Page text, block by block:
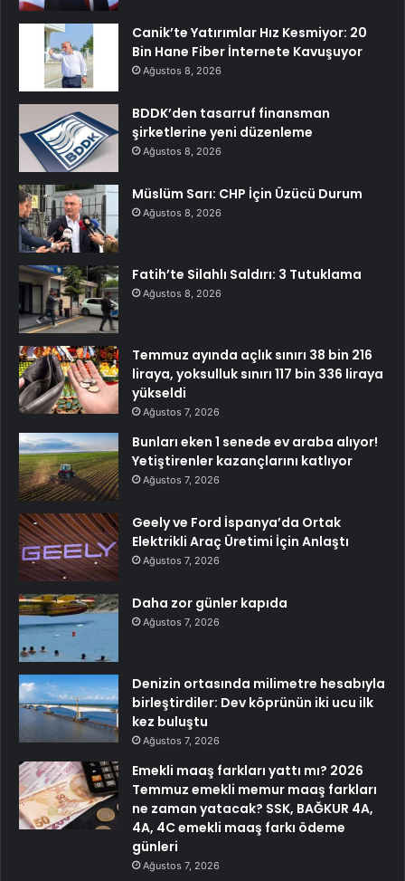
Canik’te Yatırımlar Hız Kesmiyor: 20
Bin Hane Fiber İnternete Kavuşuyor
Ağustos 8, 2026
BDDK’den tasarruf finansman
şirketlerine yeni düzenleme
Ağustos 8, 2026
Müslüm Sarı: CHP İçin Üzücü Durum
Ağustos 8, 2026
Fatih’te Silahlı Saldırı: 3 Tutuklama
Ağustos 8, 2026
Temmuz ayında açlık sınırı 38 bin 216
liraya, yoksulluk sınırı 117 bin 336 liraya
yükseldi
Ağustos 7, 2026
Bunları eken 1 senede ev araba alıyor!
Yetiştirenler kazançlarını katlıyor
Ağustos 7, 2026
Geely ve Ford İspanya’da Ortak
Elektrikli Araç Üretimi İçin Anlaştı
Ağustos 7, 2026
Daha zor günler kapıda
Ağustos 7, 2026
Denizin ortasında milimetre hesabıyla
birleştirdiler: Dev köprünün iki ucu ilk
kez buluştu
Ağustos 7, 2026
Emekli maaş farkları yattı mı? 2026
Temmuz emekli memur maaş farkları
ne zaman yatacak? SSK, BAĞKUR 4A,
4A, 4C emekli maaş farkı ödeme
günleri
Ağustos 7, 2026